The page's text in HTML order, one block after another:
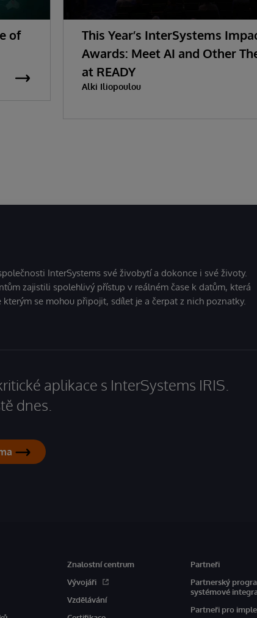
of
This Year’s InterSystems
Awards: Meet AI and Other
at READY
Alki Iliopoulou
InterSystems své živobytí a dokonce i své životy.
zajistili spolehlivý přístup v reálném čase k datům, která
se mohou připojit, sdílet je a čerpat z nich poznatky.
aplikace s InterSystems IRIS.
dnes.
Znalostní centrum
Vývojáři
Vzdělávání
Partneři
Partnerský
systémové
Partneři pro